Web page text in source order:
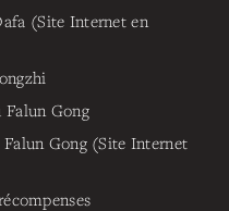
(Site Internet en
Falun Gong
Gong (Site Internet